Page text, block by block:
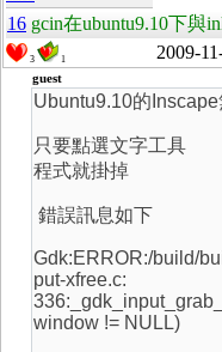
16 gcin在ubuntu9.10下與
3 1 2009-
guest
Ubuntu9.10的Inscape
只要點選文字工具
程式就掛掉
錯誤訊息如下
Gdk:ERROR:/build/
put-xfree.c:
window != NULL)